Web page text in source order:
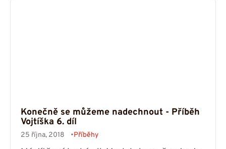
Konečně se můžeme nadechnout - Příběh
Vojtíška 6. díl
25 října, 2018 Příběhy